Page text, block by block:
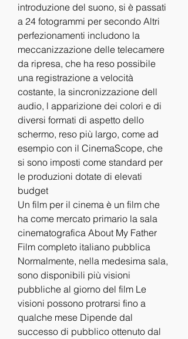
introduzione del suono, si è passati
a 24 fotogrammi per secondo Altri
perfezionamenti includono la
meccanizzazione delle telecamere
da ripresa, che ha reso possibile
una registrazione a velocità
costante, la sincronizzazione dell
audio, l apparizione dei colori e di
diversi formati di aspetto dello
schermo, reso più largo, come ad
esempio con il CinemaScope, che
si sono imposti come standard per
le produzioni dotate di elevati
budget
Un film per il cinema è un film che
ha come mercato primario la sala
cinematografica About My Father
Film completo italiano pubblica
Normalmente, nella medesima sala,
sono disponibili più visioni
pubbliche al giorno del film Le
visioni possono protrarsi fino a
qualche mese Dipende dal
successo di pubblico ottenuto dal